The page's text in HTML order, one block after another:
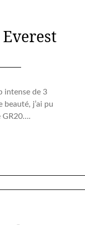
intense de 3
beauté, j’ai pu
GR20….